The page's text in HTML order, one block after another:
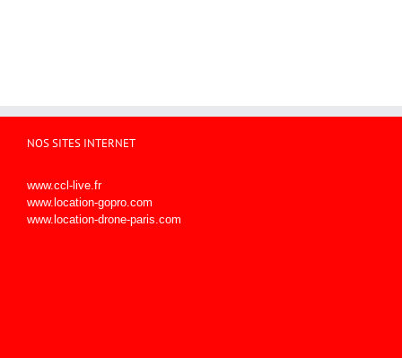
NOS SITES INTERNET
www.ccl-live.fr
www.location-gopro.com
www.location-drone-paris.com